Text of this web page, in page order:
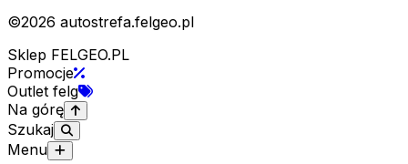
©2026 autostrefa.felgeo.pl
Sklep FELGEO.PL
Promocje
Outlet felg
Na górę
Szukaj
Menu